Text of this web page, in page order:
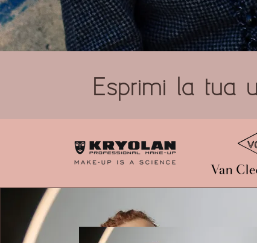
Esprimi la tua